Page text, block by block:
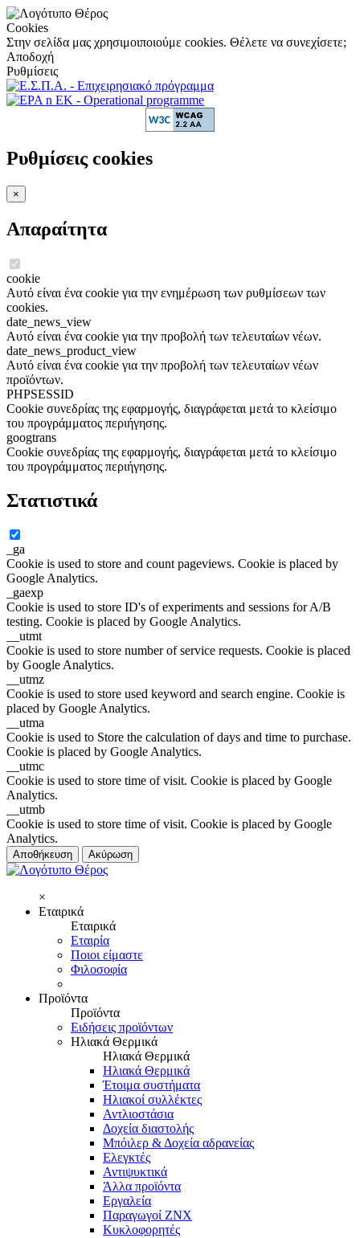
Cookies
Στην σελίδα μας χρησιμοιποιούμε cookies. Θέλετε να συνεχίσετε;
Αποδοχή
Ρυθμίσεις
Ρυθμίσεις cookies
×
Απαραίτητα
cookie
Αυτό είναι ένα cookie για την ενημέρωση των ρυθμίσεων των
cookies.
date_news_view
Αυτό είναι ένα cookie για την προβολή των τελευταίων νέων.
date_news_product_view
Αυτό είναι ένα cookie για την προβολή των τελευταίων νέων
προϊόντων.
PHPSESSID
Cookie συνεδρίας της εφαρμογής, διαγράφεται μετά το κλείσιμο
του προγράμματος περιήγησης.
googtrans
Cookie συνεδρίας της εφαρμογής, διαγράφεται μετά το κλείσιμο
του προγράμματος περιήγησης.
Στατιστικά
_ga
Cookie is used to store and count pageviews. Cookie is placed by
Google Analytics.
_gaexp
Cookie is used to store ID's of experiments and sessions for A/B
testing. Cookie is placed by Google Analytics.
__utmt
Cookie is used to store number of service requests. Cookie is placed
by Google Analytics.
__utmz
Cookie is used to store used keyword and search engine. Cookie is
placed by Google Analytics.
__utma
Cookie is used to Store the calculation of days and time to purchase.
Cookie is placed by Google Analytics.
__utmc
Cookie is used to store time of visit. Cookie is placed by Google
Analytics.
__utmb
Cookie is used to store time of visit. Cookie is placed by Google
Analytics.
Αποθήκευση Ακύρωση
×
Εταιρικά
Εταιρικά
Εταιρία
Ποιοι είμαστε
Φιλοσοφία
Προϊόντα
Προϊόντα
Ειδήσεις προϊόντων
Ηλιακά Θερμικά
Ηλιακά Θερμικά
Ηλιακά Θερμικά
Έτοιμα συστήματα
Ηλιακοί συλλέκτες
Αντλιοστάσια
Δοχεία διαστολής
Μπόιλερ & Δοχεία αδρανείας
Ελεγκτές
Αντιψυκτικά
Άλλα προϊόντα
Εργαλεία
Παραγωγοί ΖΝΧ
Κυκλοφορητές